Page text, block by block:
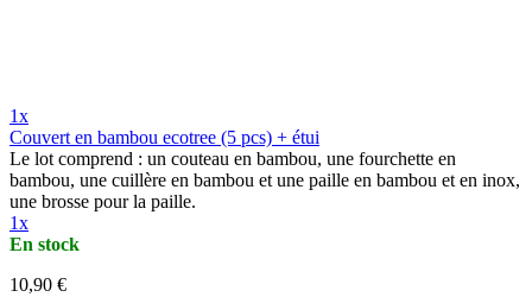
1x
Couvert en bambou ecotree (5 pcs) + étui
Le lot comprend : un couteau en bambou, une fourchette en
bambou, une cuillère en bambou et une paille en bambou et en inox,
une brosse pour la paille.
1x
En stock
10,90 €